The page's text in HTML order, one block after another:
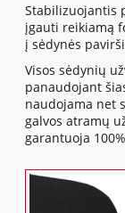
Stabilizuojantis
įgauti reikiamą
į sėdynės
Visos sėdynių
panaudojant
naudojama net
galvos atramų
garantuoja